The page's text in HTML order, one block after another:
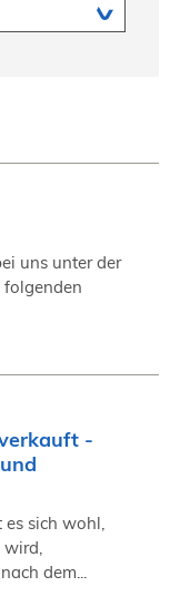
uns unter der
folgenden
-
sich wohl,
dem...